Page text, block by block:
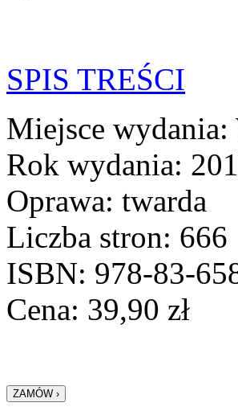
SPIS TREŚCI
Miejsce wydania:
Rok wydania:
Oprawa: twarda
Liczba stron: 666
ISBN: 978-83-
Cena: 39,90 zł